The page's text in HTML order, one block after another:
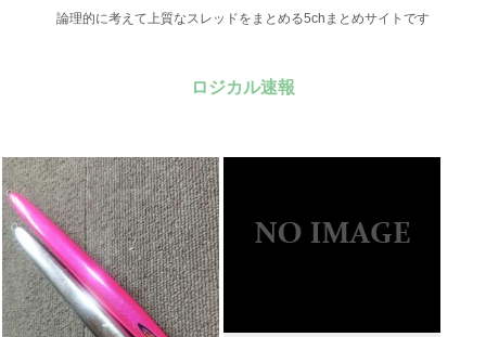
論理的に考えて上質なスレッドをまとめる5chまとめサイトです
ロジカル速報